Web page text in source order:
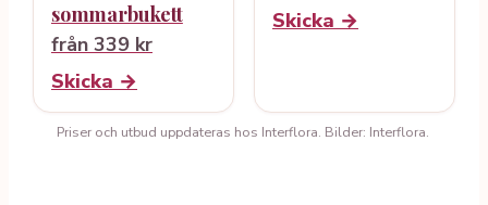
sommarbukett
från 339 kr
Skicka →
Skicka →
Priser och utbud uppdateras hos Interflora. Bilder: Interflora.